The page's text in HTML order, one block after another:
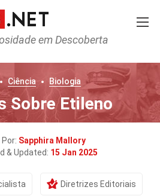
em Descoberta
Ciência Biologia
Sobre Etileno
Sapphira Mallory
& Updated: 15 Jan 2025
Diretrizes Editoriais